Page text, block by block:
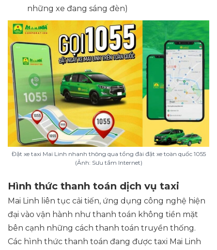
những xe đang sáng đèn)
Đặt xe taxi Mai Linh nhanh thông qua tổng đài đặt xe toàn quốc 1055
(Ảnh: Sưu tầm Internet)
Hình thức thanh toán dịch vụ taxi
Mai Linh liên tục cải tiến, ứng dụng công nghệ hiện
đại vào vận hành như thanh toán không tiền mặt
bên cạnh những cách thanh toán truyền thống.
Các hình thức thanh toán đang được taxi Mai Linh